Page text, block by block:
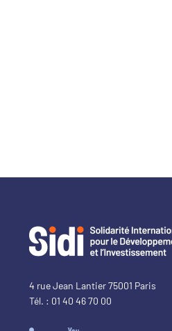
4 rue Jean Lantier 75001 Paris
Tél. : 01 40 46 70 00